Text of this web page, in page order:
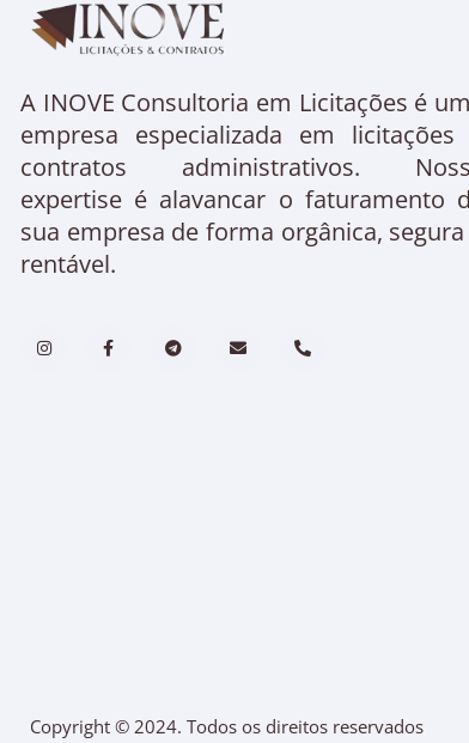
A INOVE Consultoria em Licitações é
empresa especializada em licitações
contratos administrativos.
expertise é alavancar o faturamento
sua empresa de forma orgânica,
rentável.
Copyright © 2024. Todos os direitos reservados